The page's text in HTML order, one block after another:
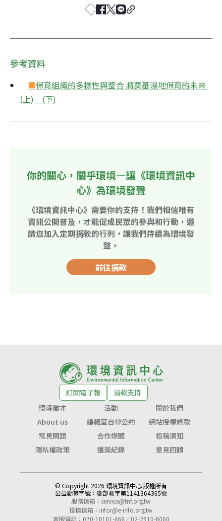
參考資料
■保育組織的多樣性與整合 將奠基濕地保育的未來
(上)　(下)
你的關心，關乎環境—讓《環境資訊中
心》為環境發聲
《環境資訊中心》需要你的支持！我們相信唯有
資訊公開普及，才能促成民眾的參與和行動，邀
請您加入定期捐款的行列，讓我們持續為環境發
聲。
前往捐款
訂閱電子報
捐款支持
環境徵才
活動
關於我們
About us
編輯室自律公約
網站授權條款
常見問題
合作媒體
投稿須知
隱私權政策
獲獎紀錄 意見回饋
© Copyright 2026 環境資訊中心 版權所有
公益勸募字號： 衛部救字第1141364365號
服務信箱： service@tnf.org.tw
投稿信箱： infor@e-info.org.tw
客服電話：070-10101-666／02-2910-6000